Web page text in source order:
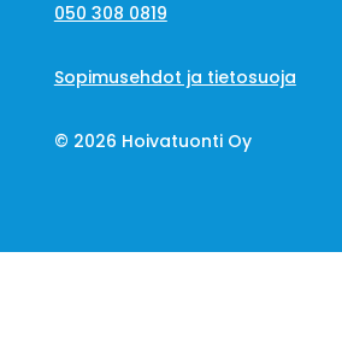
050 308 0819
Sopimusehdot ja tietosuoja
© 2026 Hoivatuonti Oy